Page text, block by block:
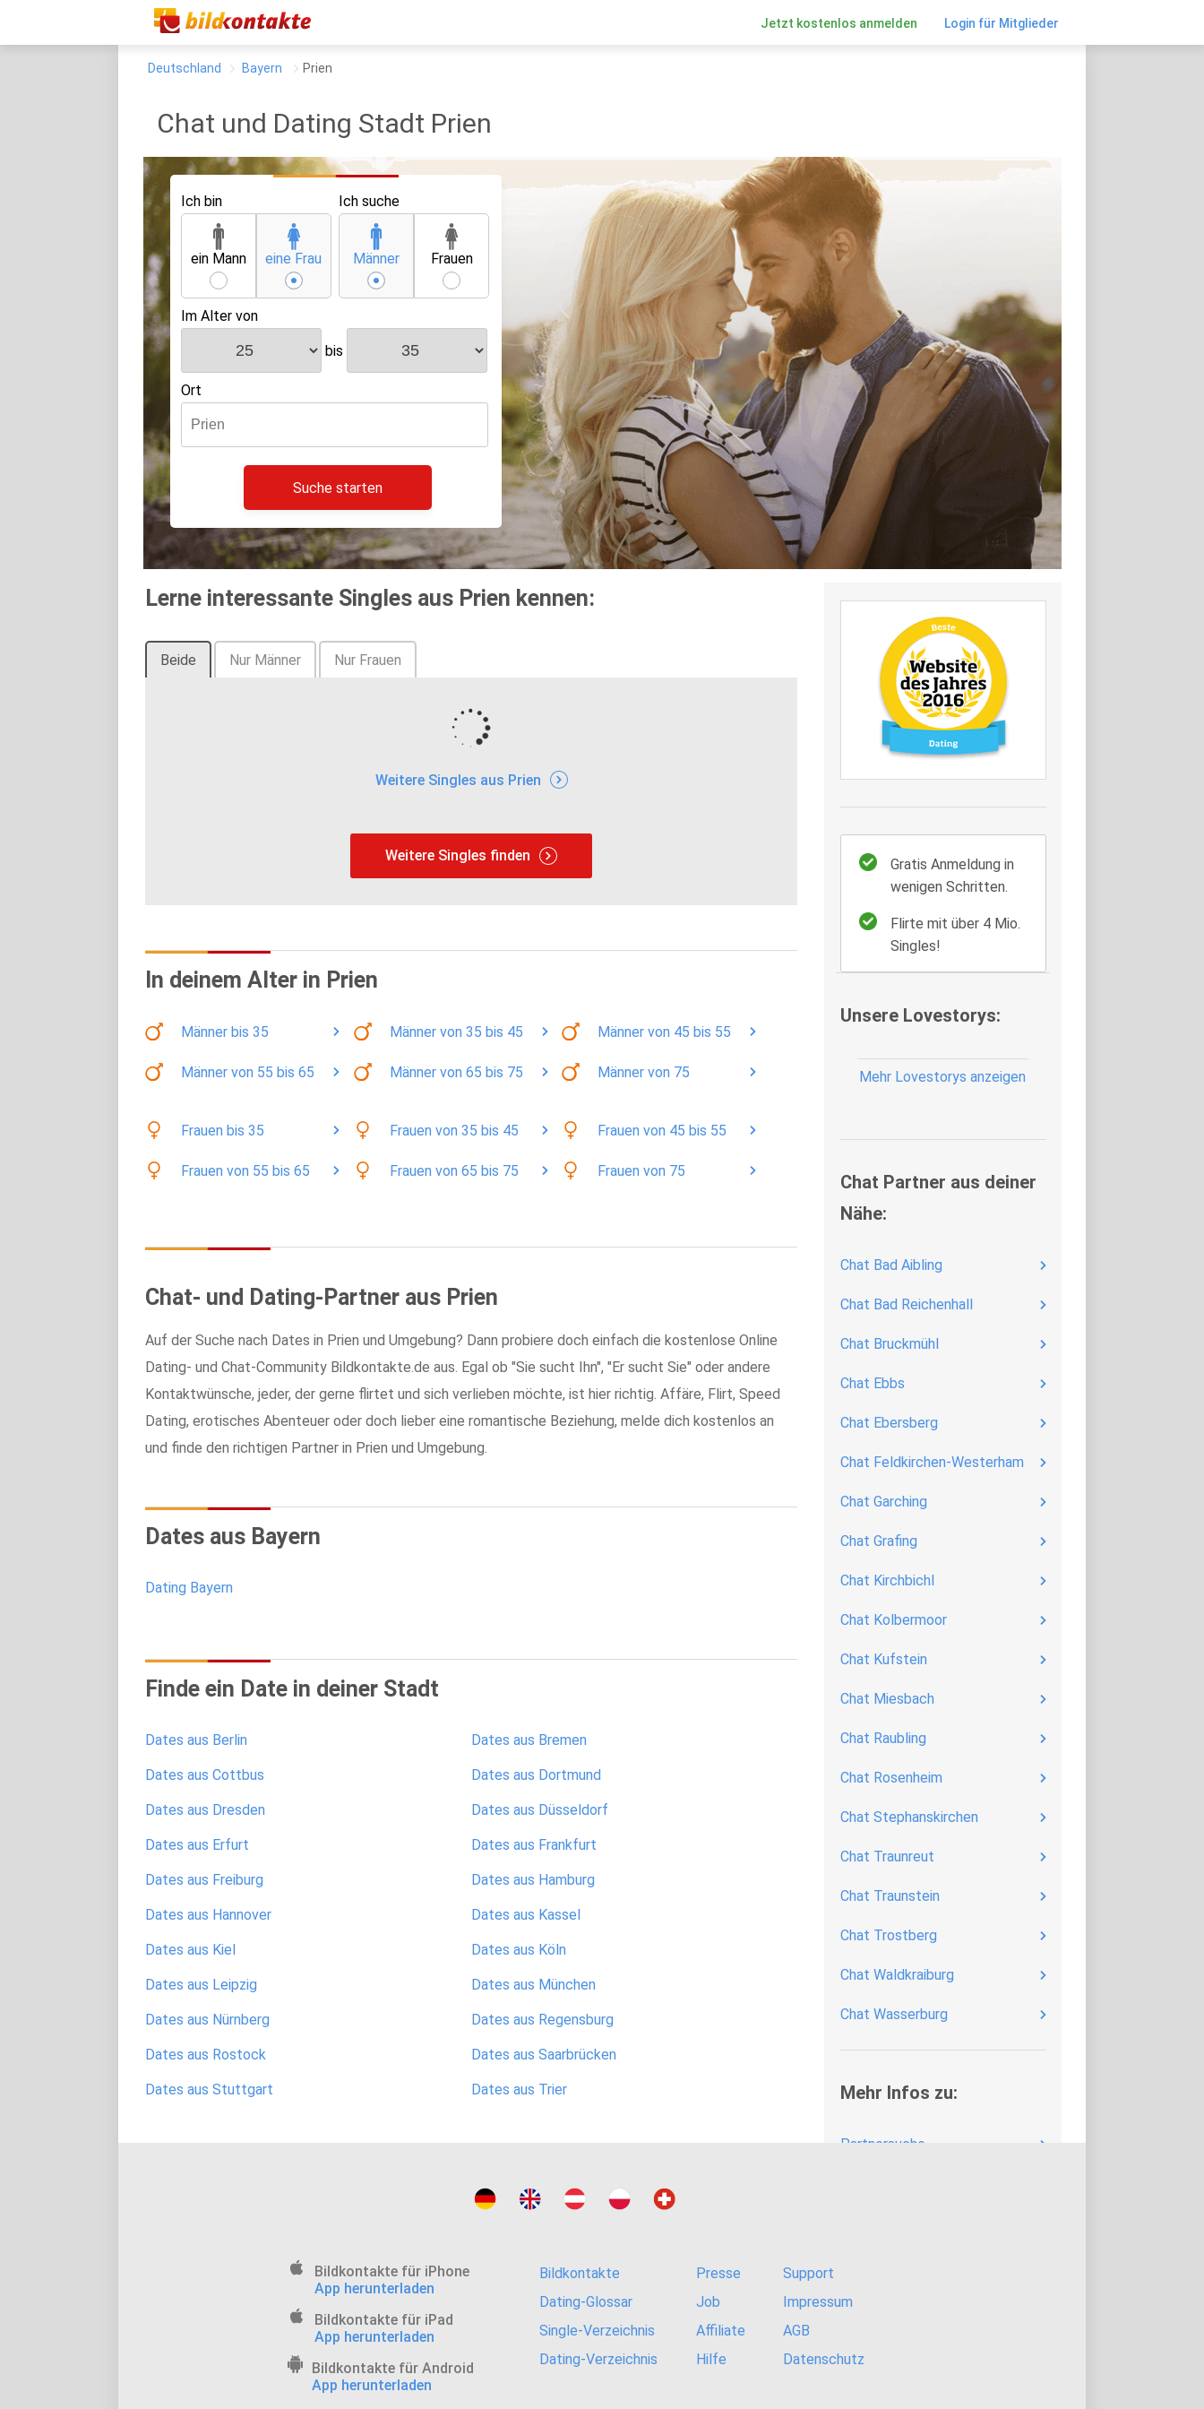
Statistiken
finden
Jetzt kostenlos anmelden Login für Mitglieder
Deutschland Bayern Prien
Chat und Dating Stadt Prien
Ich bin
ein Mann eine Frau
Ich suche
Männer Frauen
Im Alter von
bis
Ort
Suche starten
Lerne interessante Singles aus Prien kennen:
Beide Nur Männer Nur Frauen
Weitere Singles aus Prien
Weitere Singles finden
In deinem Alter in Prien
Männer bis 35 Männervon 35 bis 45 Männer von 45 bis 55
Männer von 55 bis 65 Männervon 65 bis 75 Männer von 75
Frauen bis 35 Frauen von 35 bis 45 Frauen von 45 bis 55
Frauen von 55 bis 65 Frauen von 65 bis 75 Frauen von 75
Chat- und Dating-Partner aus Prien
Auf der Suche nach Dates in Prien und Umgebung? Dann probiere doch einfach die kostenlose Online
Dating- und Chat-Community Bildkontakte.de aus. Egal ob "Sie sucht Ihn", "Er sucht Sie" oder andere
Kontaktwünsche, jeder, der gerne flirtet und sich verlieben möchte, ist hier richtig. Affäre, Flirt, Speed
Dating, erotisches Abenteuer oder doch lieber eine romantische Beziehung, melde dich kostenlos an
und finde den richtigen Partner in Prien und Umgebung.
Dates aus Bayern
Dating Bayern
Finde ein Date in deiner Stadt
Dates aus Berlin Dates aus Bremen
Dates aus Cottbus Dates aus Dortmund
Dates aus Dresden Dates aus Düsseldorf
Dates aus Erfurt Dates aus Frankfurt
Dates aus Freiburg Dates aus Hamburg
Dates aus Hannover Dates aus Kassel
Dates aus Kiel Dates aus Köln
Dates aus Leipzig Dates aus München
Dates aus Nürnberg Dates aus Regensburg
Dates aus Rostock Dates aus Saarbrücken
Dates aus Stuttgart Dates aus Trier
Gratis Anmeldung in
wenigen Schritten.
Flirte mit über 4 Mio.
Singles!
Unsere Lovestorys:
Mehr Lovestorys anzeigen
Chat Partner aus deiner
Nähe:
Chat Bad Aibling
Chat Bad Reichenhall
Chat Bruckmühl
Chat Ebbs
Chat Ebersberg
Chat Feldkirchen-Westerham
Chat Garching
Chat Grafing
Chat Kirchbichl
Chat Kolbermoor
Chat Kufstein
Chat Miesbach
Chat Raubling
Chat Rosenheim
Chat Stephanskirchen
Chat Traunreut
Chat Traunstein
Chat Trostberg
Chat Waldkraiburg
Chat Wasserburg
Mehr Infos zu:
Partnersuche
Online Chat
Bildkontakte für iPhone
App herunterladen
Bildkontakte für iPad
App herunterladen
Bildkontakte für Android
App herunterladen
Bildkontakte
Dating-Glossar
Single-Verzeichnis
Dating-Verzeichnis
Presse
Job
Affiliate
Hilfe
Support
Impressum
AGB
Datenschutz